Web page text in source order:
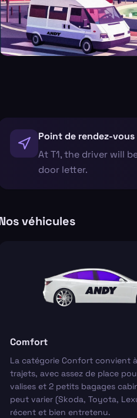
Point de rendez-vous
At T1, the driver will
door letter.
véhicules
Comfort
La catégorie Confort convient
trajets, avec assez de place
valises et 2 petits bagages
peut varier (Skoda, Toyota,
récent et bien entretenu.